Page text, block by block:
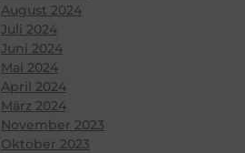
August 2024
Juli 2024
Juni 2024
Mai 2024
April 2024
März 2024
November 2023
Oktober 2023